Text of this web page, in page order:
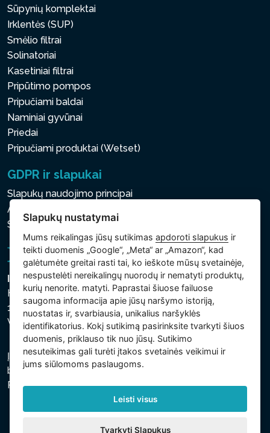
Sūpynių komplektai
Irklentės (SUP)
Smėlio filtrai
Solinatoriai
Kasetiniai filtrai
Pripūtimo pompos
Pripučiami baldai
Naminiai gyvūnai
Priedai
Pripučiami produktai (Wetset)
GDPR ir slapukai
Slapukų naudojimo principai
Asmens ir kitų tvarkomų duomenų apsaugos politika
Slapukų nustatymai
Intex Trading, s.r.o.
Hradecká 2526/3
130 00 Praha 3
Vinohrady - Česká republika
Įmonė įregistruota Prahos miesto teisme, C skyriuje,
bylos numeris 74759. regsitracijos numeris: 26150808,
PVM kodas: CZ26150808.
Slapukų nustatymai
Mums reikalingas jūsų sutikimasapdoroti slapukus ir
teikti duomenis „Google“, „Meta“ ar „Amazon“, kad
galėtumėte greitai rasti tai, ko ieškote mūsų svetainėje,
nespustelėti nereikalingų nuorodų ir nematyti produktų,
kurių nenorite. matyti. Paprastai šiuose failuose
saugoma informacija apie jūsų naršymo istoriją,
nuostatas ir, svarbiausia, unikalius naršyklės
identifikatorius. Kokį sutikimą pasirinksite tvarkyti šiuos
duomenis, priklauso tik nuo jūsų. Sutikimo
nesuteikimas gali turėti įtakos svetainės veikimui ir
jums siūlomoms paslaugoms.
Leisti visus
Tvarkyti Slapukus